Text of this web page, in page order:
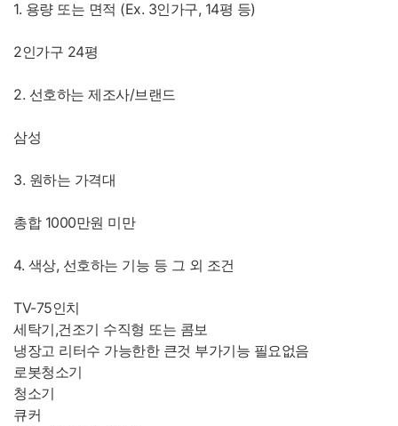
1. 용량 또는 면적 (Ex. 3인가구, 14평 등)
2인가구 24평
2. 선호하는 제조사/브랜드
삼성
3. 원하는 가격대
총합 1000만원 미만
4. 색상, 선호하는 기능 등 그 외 조건
TV-75인치
세탁기,건조기 수직형 또는 콤보
냉장고 리터수 가능한한 큰것 부가기능 필요없음
로봇청소기
청소기
큐커